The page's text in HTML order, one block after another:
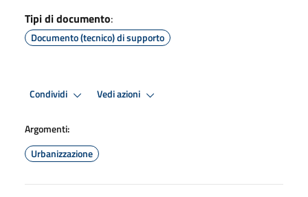
Tipi di documento:
Documento (tecnico) di supporto
Condividi Vedi azioni
Argomenti:
Urbanizzazione